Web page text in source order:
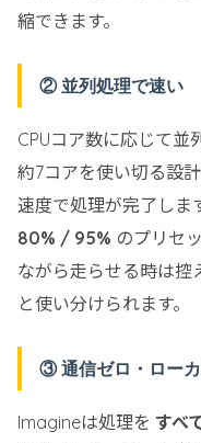
縮できます。
② 並列処理で速い
CPUコア数に応じて並
約7コアを使い切る設
速度で処理が完了しま
80% / 95% のプリセ
ながら走らせる時は控
と使い分けられます。
③ 通信ゼロ・ロー
Imagineは処理を すべ